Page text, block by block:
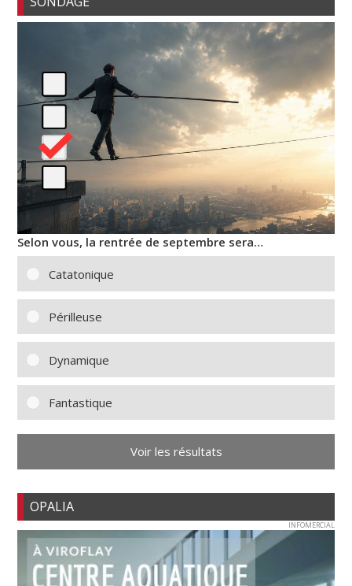
Selon vous, la rentrée de septembre sera…
Catatonique
Périlleuse
Dynamique
Fantastique
Voir les résultats
OPALIA
INFOMERCIAL